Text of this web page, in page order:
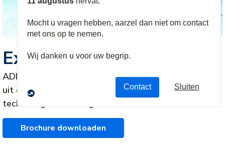
Exclusief bij ADI
ADI Exclusive Brands voldoen aan de hoogste eisen
uit de beveiligingssector dankzij nieuwste
technologieën en hoge kwaliteit.
Brochure downloaden